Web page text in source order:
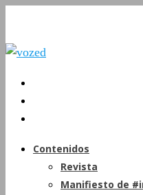
Contenidos
Revista
Manifiesto de